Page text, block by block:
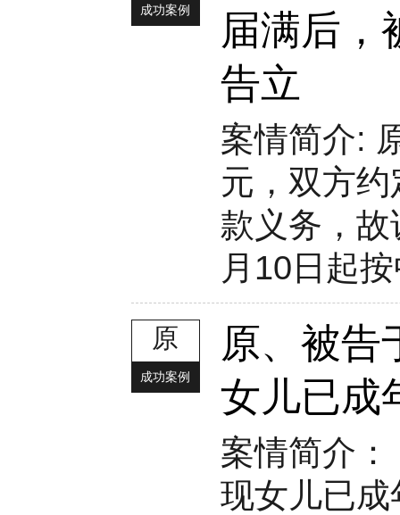
成功案例
届满后，
告立
案情简介:
元，双方
款义务，
月10日起
原
成功案例
原、被告
女儿已成
案情简介
现女儿已